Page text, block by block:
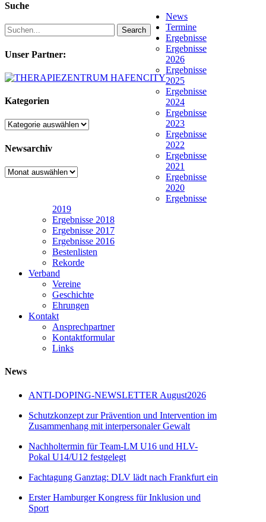
Suche
Search
Unser Partner:
Kategorien
Kategorien
Newsarchiv
Newsarchiv
News
Termine
Ergebnisse
Ergebnisse
2026
Ergebnisse
2025
Ergebnisse
2024
Ergebnisse
2023
Ergebnisse
2022
Ergebnisse
2021
Ergebnisse
2020
Ergebnisse
2019
Ergebnisse 2018
Ergebnisse 2017
Ergebnisse 2016
Bestenlisten
Rekorde
Verband
Vereine
Geschichte
Ehrungen
Kontakt
Ansprechpartner
Kontaktformular
Links
News
ANTI-DOPING-NEWSLETTER August2026
Schutzkonzept zur Prävention und Intervention im
Zusammenhang mit interpersonaler Gewalt
Nachholtermin für Team-LM U16 und HLV-
Pokal U14/U12 festgelegt
Fachtagung Ganztag: DLV lädt nach Frankfurt ein
Erster Hamburger Kongress für Inklusion und
Sport